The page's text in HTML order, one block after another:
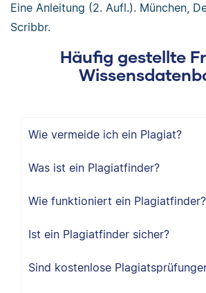
Eine Anleitung (2. Aufl.). München,
Scribbr.
Häufig gestellte
Wie vermeide ich ein Plagiat?
Was ist ein Plagiatfinder?
Wie funktioniert ein Plagiatfinder?
Ist ein Plagiatfinder sicher?
Sind kostenlose